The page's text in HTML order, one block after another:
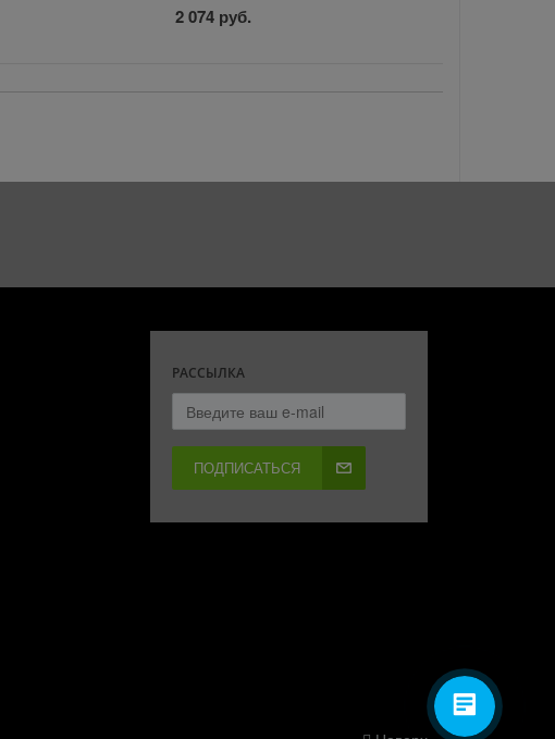
2 074 руб.
РАССЫЛКА
ПОДПИСАТЬСЯ